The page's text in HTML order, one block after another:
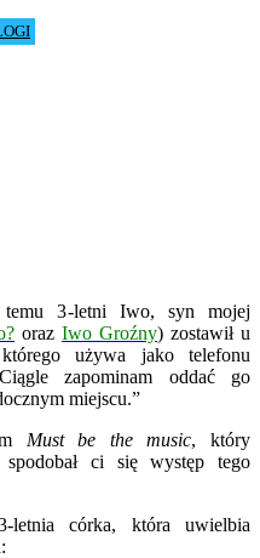
temu 3-letni Iwo, syn mojej
oraz Iwo Groźny) zostawił u
używa jako telefonu
zapominam oddać go
miejscu.”
Must be the music, który
ci się występ tego
letnia córka, która uwielbia